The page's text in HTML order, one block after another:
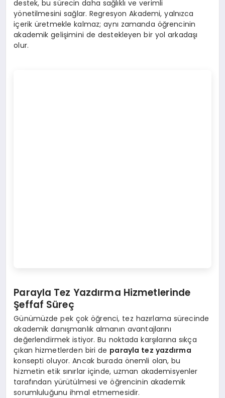
destek, bu sürecin daha sağlıklı ve verimli
yönetilmesini sağlar. Regresyon Akademi, yalnızca
içerik üretmekle kalmaz; aynı zamanda öğrencinin
akademik gelişimini de destekleyen bir yol arkadaşı
olur.
Parayla Tez Yazdırma Hizmetlerinde
Şeffaf Süreç
Günümüzde pek çok öğrenci, tez hazırlama sürecinde
akademik danışmanlık almanın avantajlarını
değerlendirmek istiyor. Bu noktada karşılarına sıkça
çıkan hizmetlerden biri de parayla tez yazdırma
konsepti oluyor. Ancak burada önemli olan, bu
hizmetin etik sınırlar içinde, uzman akademisyenler
tarafından yürütülmesi ve öğrencinin akademik
sorumluluğunu ihmal etmemesidir.